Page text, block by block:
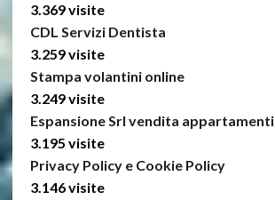
3.369 visite
CDL Servizi Dentista
3.259 visite
Stampa volantini online
3.249 visite
Espansione Srl vendita appartamenti
3.195 visite
Privacy Policy e Cookie Policy
3.146 visite